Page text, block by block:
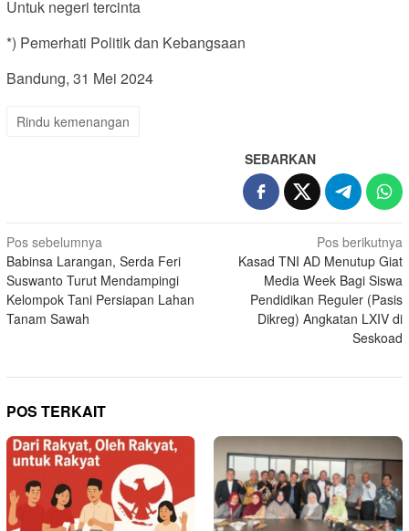
Untuk negeri tercinta
*) Pemerhati Politik dan Kebangsaan
Bandung, 31 Mei 2024
Rindu kemenangan
SEBARKAN
Navigasi
pos
Pos sebelumnya
Babinsa Larangan, Serda Feri
Suswanto Turut Mendampingi
Kelompok Tani Persiapan Lahan
Tanam Sawah
Pos berikutnya
Kasad TNI AD Menutup Giat
Media Week Bagi Siswa
Pendidikan Reguler (Pasis
Dikreg) Angkatan LXIV di
Seskoad
POS TERKAIT